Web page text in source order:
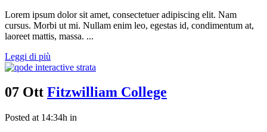
Lorem ipsum dolor sit amet, consectetuer adipiscing elit. Nam
cursus. Morbi ut mi. Nullam enim leo, egestas id, condimentum at,
laoreet mattis, massa. ...
Leggi di più
07 Ott Fitzwilliam College
Posted at 14:34h in